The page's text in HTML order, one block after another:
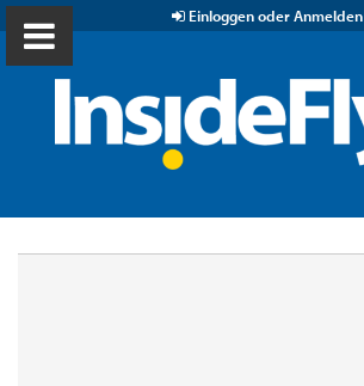
Einloggen oder Anmelden